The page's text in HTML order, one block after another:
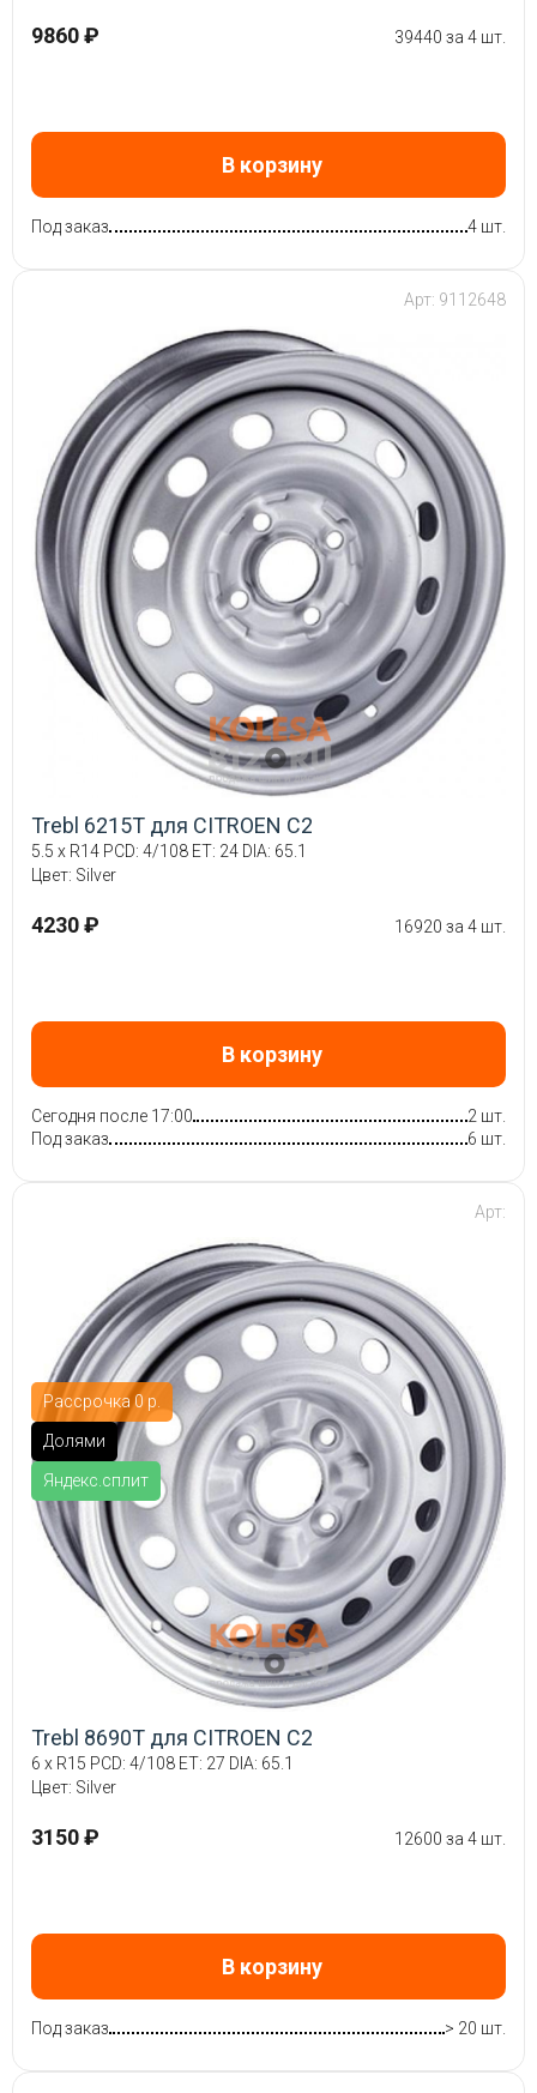
9860 ₽ 39440 за 4 шт.
В корзину
Под заказ 4 шт.
Арт: 9112648
Trebl 6215T для CITROEN C2
5.5 x R14 PCD: 4/108 ET: 24 DIA: 65.1
Цвет: Silver
4230 ₽ 16920 за 4 шт.
В корзину
Сегодня после 17:00
2 шт.
Под заказ
6 шт.
Рассрочка 0 р.
Долями
Яндекс.сплит
Арт:
Trebl 8690T для CITROEN C2
6 x R15 PCD: 4/108 ET: 27 DIA: 65.1
Цвет: Silver
3150 ₽ 12600 за 4 шт.
В корзину
Под заказ > 20 шт.